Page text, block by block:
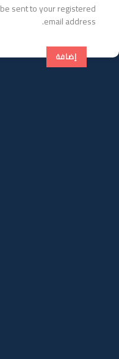
sent to your registered
email address.